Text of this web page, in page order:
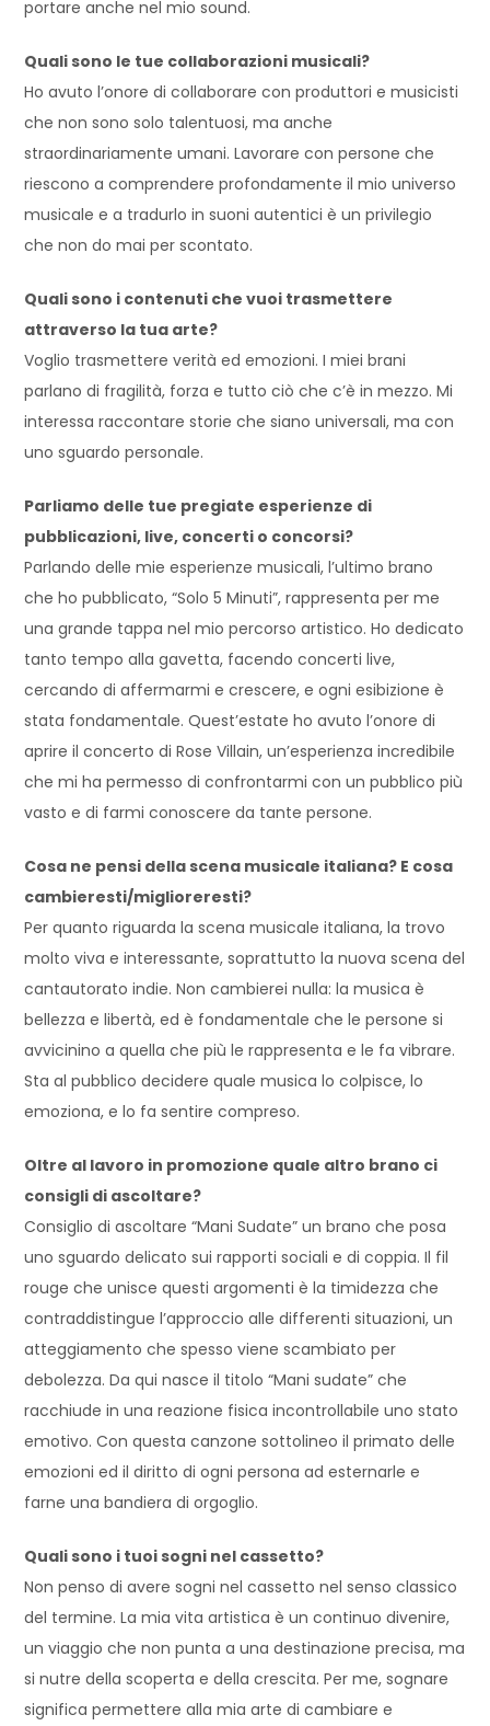
portare anche nel mio sound.
Quali sono le tue collaborazioni musicali?
Ho avuto l’onore di collaborare con produttori e musicisti
che non sono solo talentuosi, ma anche
straordinariamente umani. Lavorare con persone che
riescono a comprendere profondamente il mio universo
musicale e a tradurlo in suoni autentici è un privilegio
che non do mai per scontato.
Quali sono i contenuti che vuoi trasmettere
attraverso la tua arte?
Voglio trasmettere verità ed emozioni. I miei brani
parlano di fragilità, forza e tutto ciò che c’è in mezzo. Mi
interessa raccontare storie che siano universali, ma con
uno sguardo personale.
Parliamo delle tue pregiate esperienze di
pubblicazioni, live, concerti o concorsi?
Parlando delle mie esperienze musicali, l’ultimo brano
che ho pubblicato, “Solo 5 Minuti”, rappresenta per me
una grande tappa nel mio percorso artistico. Ho dedicato
tanto tempo alla gavetta, facendo concerti live,
cercando di affermarmi e crescere, e ogni esibizione è
stata fondamentale. Quest’estate ho avuto l’onore di
aprire il concerto di Rose Villain, un’esperienza incredibile
che mi ha permesso di confrontarmi con un pubblico più
vasto e di farmi conoscere da tante persone.
Cosa ne pensi della scena musicale italiana? E cosa
cambieresti/miglioreresti?
Per quanto riguarda la scena musicale italiana, la trovo
molto viva e interessante, soprattutto la nuova scena del
cantautorato indie. Non cambierei nulla: la musica è
bellezza e libertà, ed è fondamentale che le persone si
avvicinino a quella che più le rappresenta e le fa vibrare.
Sta al pubblico decidere quale musica lo colpisce, lo
emoziona, e lo fa sentire compreso.
Oltre al lavoro in promozione quale altro brano ci
consigli di ascoltare?
Consiglio di ascoltare “Mani Sudate” un brano che posa
uno sguardo delicato sui rapporti sociali e di coppia. Il fil
rouge che unisce questi argomenti è la timidezza che
contraddistingue l’approccio alle differenti situazioni, un
atteggiamento che spesso viene scambiato per
debolezza. Da qui nasce il titolo “Mani sudate” che
racchiude in una reazione fisica incontrollabile uno stato
emotivo. Con questa canzone sottolineo il primato delle
emozioni ed il diritto di ogni persona ad esternarle e
farne una bandiera di orgoglio.
Quali sono i tuoi sogni nel cassetto?
Non penso di avere sogni nel cassetto nel senso classico
del termine. La mia vita artistica è un continuo divenire,
un viaggio che non punta a una destinazione precisa, ma
si nutre della scoperta e della crescita. Per me, sognare
significa permettere alla mia arte di cambiare e